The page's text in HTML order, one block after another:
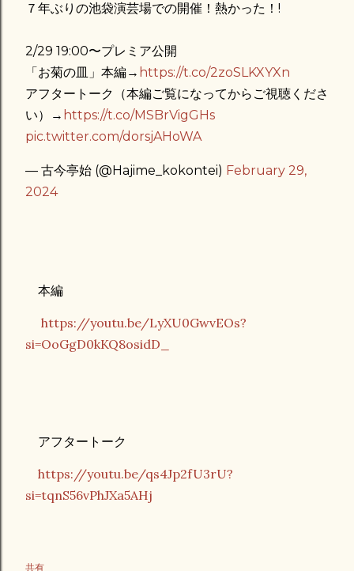
７年ぶりの池袋演芸場での開催！熱かった！!
2/29 19:00〜プレミア公開
「お菊の皿」本編→ https://t.co/2zoSLKXYXn
アフタートーク（本編ご覧になってからご視聴くださ
い）→ https://t.co/MSBrVigGHs
pic.twitter.com/dorsjAHoWA
— 古今亭始 (@Hajime_kokontei) February 29,
2024
本編
https://youtu.be/LyXU0GwvEOs?
si=OoGgD0kKQ8osidD_
アフタートーク
https://youtu.be/qs4Jp2fU3rU?
si=tqnS56vPhJXa5AHj
共有